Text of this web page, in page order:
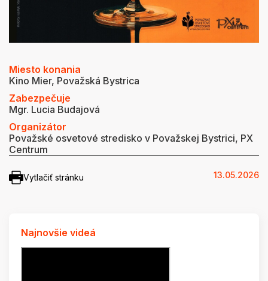
Miesto konania
Kino Mier, Považská Bystrica
Zabezpečuje
Mgr. Lucia Budajová
Organizátor
Považské osvetové stredisko v Považskej Bystrici, PX
Centrum
Vytlačiť stránku 13.05.2026
Najnovšie videá